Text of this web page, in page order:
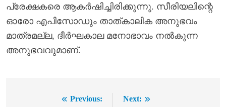
പ്രേക്ഷകരെ ആകർഷിച്ചിരിക്കുന്നു. സീരിയലിന്റെ
ഓരോ എപിസോഡും താത്കാലിക അനുഭവം
മാത്രമല്ല, ദീർഘകാല മനോഭാവം നൽകുന്ന
അനുഭവവുമാണ്.
Previous: Next: